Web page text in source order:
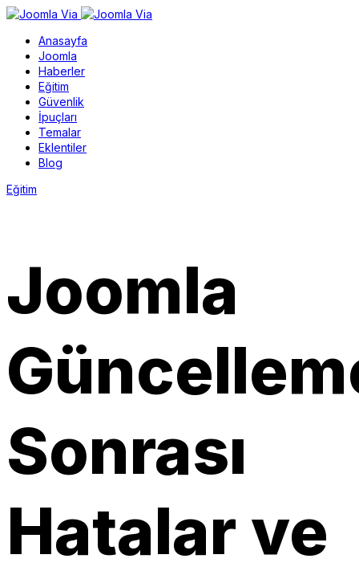
Anasayfa
Joomla
Haberler
Eğitim
Güvenlik
İpuçları
Temalar
Eklentiler
Blog
Eğitim
Joomla
Sonrası
Hatalar ve